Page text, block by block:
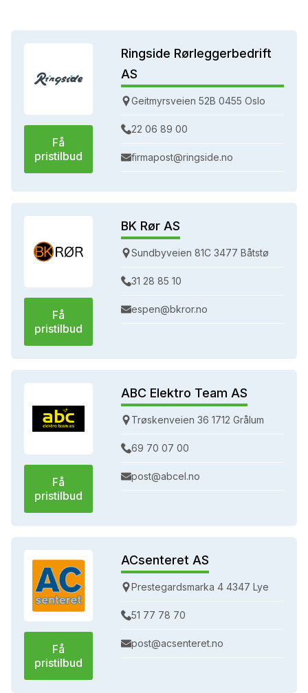
Få
pristilbud
Ringside Rørleggerbedrift
AS
Geitmyrsveien 52B 0455 Oslo
22 06 89 00
firmapost@ringside.no
Få
pristilbud
BK Rør AS
Sundbyveien 81C 3477 Båtstø
31 28 85 10
espen@bkror.no
Få
pristilbud
ABC Elektro Team AS
Trøskenveien 36 1712 Grålum
69 70 07 00
post@abcel.no
Få
pristilbud
ACsenteret AS
Prestegardsmarka 4 4347 Lye
51 77 78 70
post@acsenteret.no